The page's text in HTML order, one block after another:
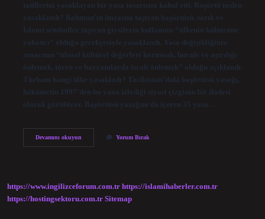
tatillerini yasaklayan bir yasa tasarısını kabul etti. Başörtü neden
yasaklandı? Rahman’ın imzasını taşıyan başörtüsü, sarık ve
İslami semboller taşıyan giysilerin kullanımı “ülkenin kültürüne
yabancı” olduğu gerekçesiyle yasaklandı. Yasa değişikliğinin
amacının “ulusal kültürel değerleri korumak, hurafe ve aşırılığı
önlemek, tören ve bayramlarda israfı önlemek” olduğu açıklandı.
Türbanı hangi ülke yasakladı? Tacikistan’daki başörtüsü yasağı,
hükümetin 1997’den bu yana izlediği siyasi çizginin bir ifadesi
olarak görülüyor. Başörtüsü yasağını da içeren 35 yasa…
Devamını okuyunBaşörtü
Yorum Bırak
https://www.ingilizceforum.com.tr https://islamihaberler.com.tr
https://hostingsektoru.com.tr Sitemap